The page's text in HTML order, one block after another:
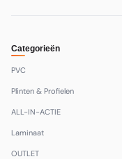
Categorieën
PVC
Plinten & Profielen
ALL-IN-ACTIE
Laminaat
OUTLET